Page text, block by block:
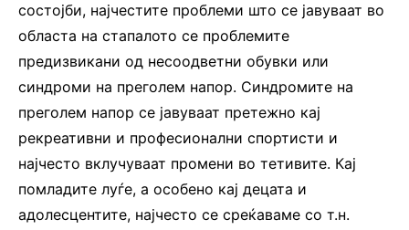
состојби, најчестите проблеми што се јавуваат во
областа на стапалото се проблемите
предизвикани од несоодветни обувки или
синдроми на преголем напор. Синдромите на
преголем напор се јавуваат претежно кај
рекреативни и професионални спортисти и
најчесто вклучуваат промени во тетивите. Кај
помладите луѓе, а особено кај децата и
адолесцентите, најчесто се среќаваме со т.н.